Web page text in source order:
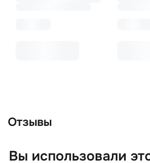
Отзывы
Вы использовали